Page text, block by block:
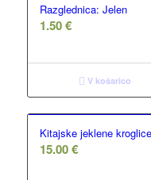
Razglednica: Jelen
1.50€
V košarico
Kitajske jeklene
15.00€